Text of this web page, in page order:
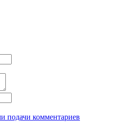
подачи комментариев